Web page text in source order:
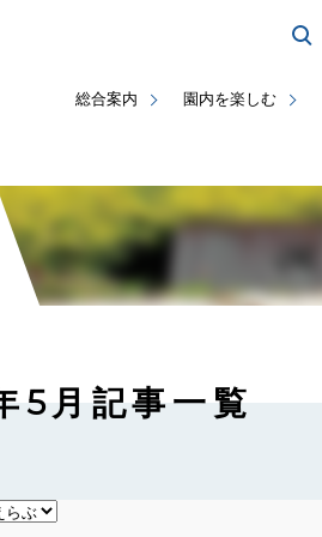
総合案内 園内を楽しむ
5月記事一覧